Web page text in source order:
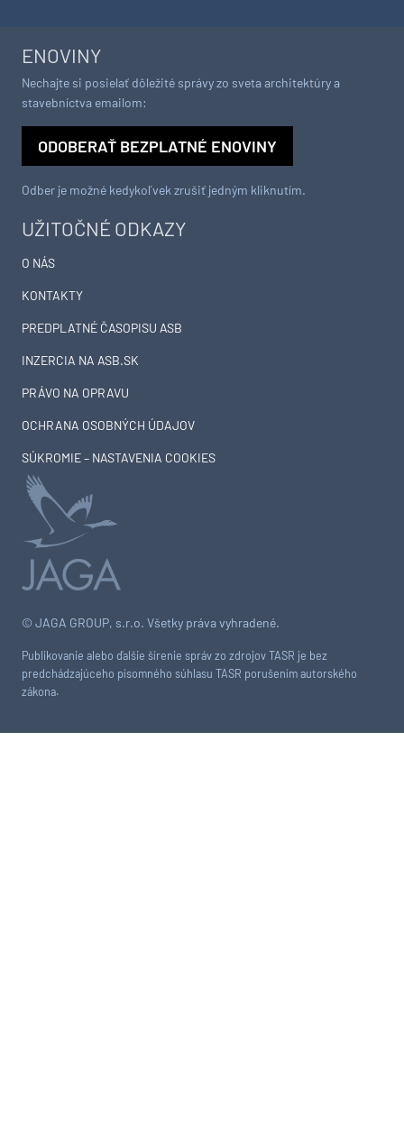
© JAGA GROUP, s.r.o. Všetky práva vyhradené.
Publikovanie alebo ďalšie šírenie správ zo zdrojov TASR je bez
predchádzajúceho písomného súhlasu TASR porušením autorského
zákona.
UŽITOČNÉ ODKAZY
O NÁS
KONTAKTY
PREDPLATNÉ ČASOPISU ASB
INZERCIA NA ASB.SK
PRÁVO NA OPRAVU
OCHRANA OSOBNÝCH ÚDAJOV
SÚKROMIE – NASTAVENIA COOKIES
ENOVINY
Nechajte si posielať dôležité správy zo sveta architektúry a
stavebníctva emailom:
ODOBERAŤ BEZPLATNÉ ENOVINY
Odber je možné kedykoľvek zrušiť jedným kliknutím.